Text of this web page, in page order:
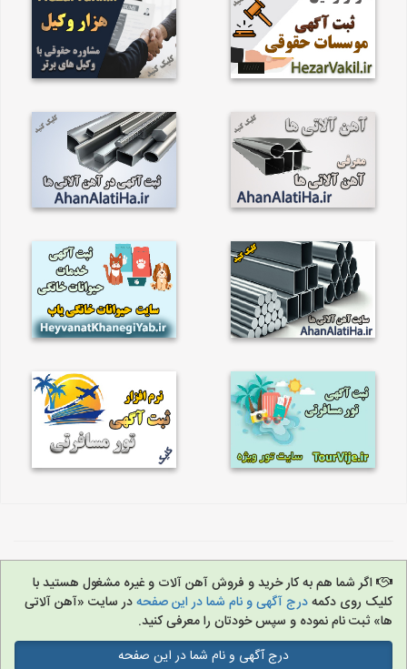
اگر شما هم به کار خرید و فروش آهن آلات و غیره مشغول هستید با
کلیک روی دکمهدرج آگهی و نام شما در این صفحهدر سایت «آهن آلاتی
ها» ثبت نام نموده و سپس خودتان را معرفی کنید.
درج آگهی و نام شما در این صفحه